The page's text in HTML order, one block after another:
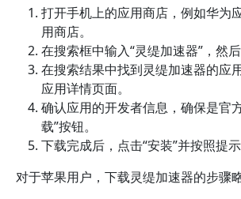
打开手机上的应用商店，例如华为
用商店。
在搜索框中输入“灵缇加速器”，然后
在搜索结果中找到灵缇加速器的应
应用详情页面。
确认应用的开发者信息，确保是官
载”按钮。
下载完成后，点击“安装”并按照提
对于苹果用户，下载灵缇加速器的步骤